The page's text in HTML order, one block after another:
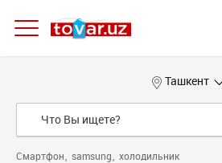
Ташкент
Смартфон samsung холодильник